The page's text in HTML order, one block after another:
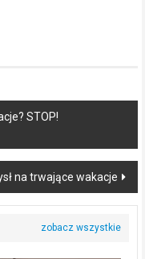
STOP!
na trwające wakacje